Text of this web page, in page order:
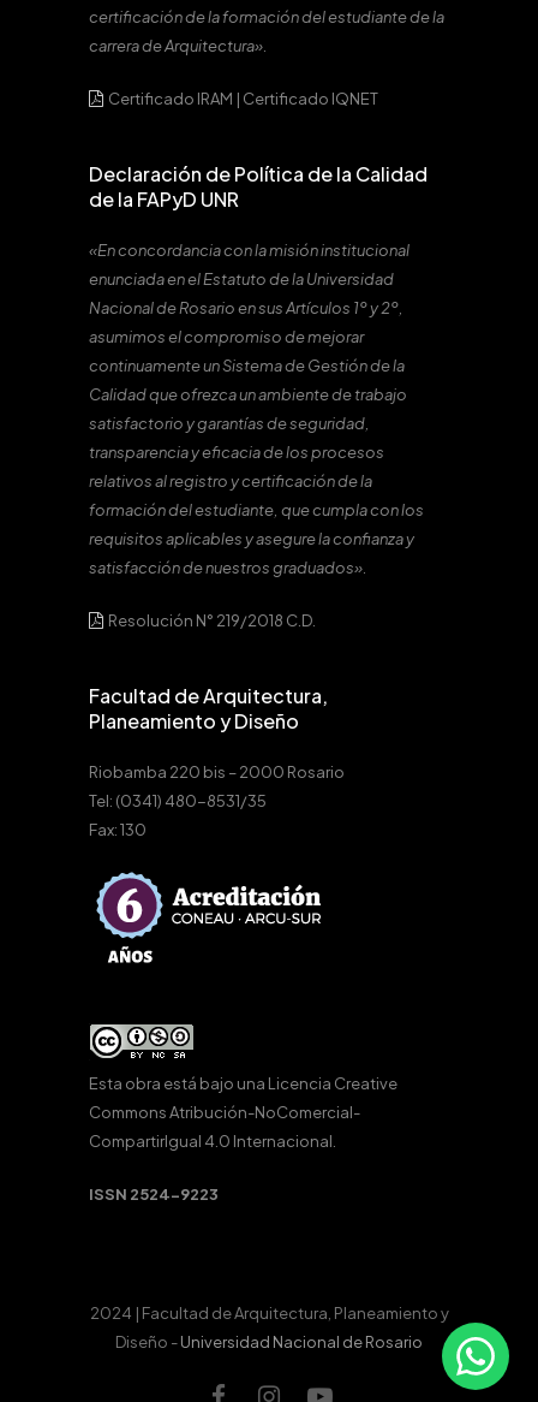
certificación de la formación del estudiante de la
carrera de Arquitectura».
Certificado IRAM | Certificado IQNET
Declaración de Política de la Calidad
de la FAPyD UNR
«En concordancia con la misión institucional
enunciada en el Estatuto de la Universidad
Nacional de Rosario en sus Artículos 1º y 2º,
asumimos el compromiso de mejorar
continuamente un Sistema de Gestión de la
Calidad que ofrezca un ambiente de trabajo
satisfactorio y garantías de seguridad,
transparencia y eficacia de los procesos
relativos al registro y certificación de la
formación del estudiante, que cumpla con los
requisitos aplicables y asegure la confianza y
satisfacción de nuestros graduados».
Resolución N° 219/2018 C.D.
Facultad de Arquitectura,
Planeamiento y Diseño
Riobamba 220 bis – 2000 Rosario
Tel: (0341) 480-8531/35
Fax: 130
Esta obra está bajo una Licencia Creative
Commons Atribución-NoComercial-
CompartirIgual 4.0 Internacional.
ISSN 2524-9223
2024 | Facultad de Arquitectura, Planeamiento y
Diseño -Universidad Nacional de Rosario